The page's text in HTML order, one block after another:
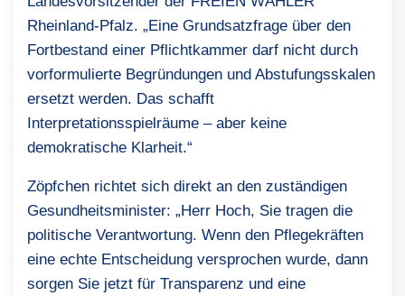
Rheinland-Pfalz. „Eine Grundsatzfrage über den
Fortbestand einer Pflichtkammer darf nicht durch
vorformulierte Begründungen und Abstufungsskalen
ersetzt werden. Das schafft
Interpretationsspielräume – aber keine
demokratische Klarheit.“
Zöpfchen richtet sich direkt an den zuständigen
Gesundheitsminister: „Herr Hoch, Sie tragen die
politische Verantwortung. Wenn den Pflegekräften
eine echte Entscheidung versprochen wurde, dann
sorgen Sie jetzt für Transparenz und eine